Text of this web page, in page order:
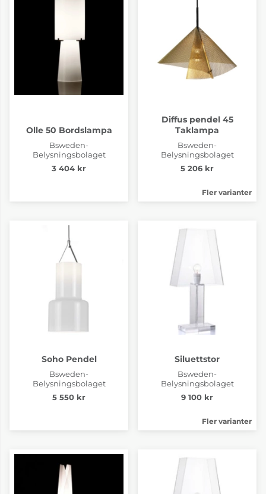
Olle 50 Bordslampa
Bsweden-
Belysningsbolaget
3 404 kr
Diffus pendel 45
Taklampa
Bsweden-
Belysningsbolaget
5 206 kr
Fler varianter
Soho Pendel
Bsweden-
Belysningsbolaget
5 550 kr
Siluettstor
Bsweden-
Belysningsbolaget
9 100 kr
Fler varianter